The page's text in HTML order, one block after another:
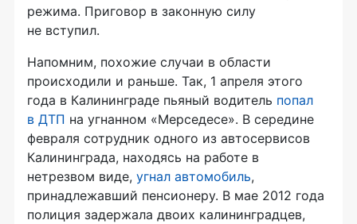
режима. Приговор в законную силу
не вступил.
Напомним, похожие случаи в области
происходили и раньше. Так, 1 апреля этого
года в Калининграде пьяный водитель попал
в ДТП на угнанном «Мерседесе». В середине
февраля сотрудник одного из автосервисов
Калининграда, находясь на работе в
нетрезвом виде, угнал автомобиль,
принадлежавший пенсионеру. В мае 2012 года
полиция задержала двоих калининградцев,